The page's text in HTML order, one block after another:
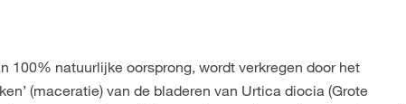
100% natuurlijke oorsprong, wordt verkregen door het
(maceratie) van de bladeren van Urtica diocia (Grote